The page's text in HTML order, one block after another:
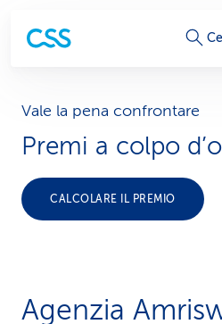
c
l
l
e
g
Vale la pena confrontare
Premi a colpo
CALCOLARE IL PREMIO
Agenzia